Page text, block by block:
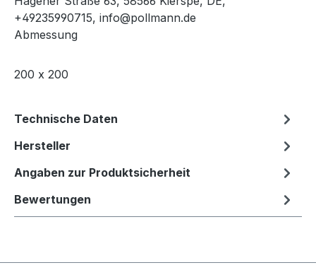
+49235990715, info@pollmann.de
Abmessung
200 x 200
Technische Daten
Hersteller
Angaben zur Produktsicherheit
Bewertungen